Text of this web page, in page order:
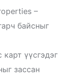
–
байсныг
үүсгэдэг
зассан